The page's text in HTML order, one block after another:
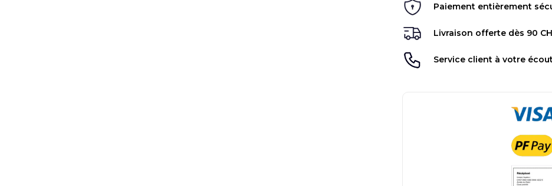
Paiement entièrement
Livraison offerte dès 90
Service client à votre